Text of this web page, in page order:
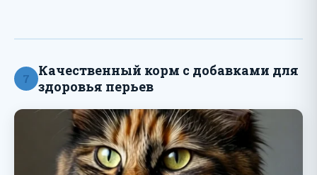
7
Качественный корм с добавками для
здоровья перьев